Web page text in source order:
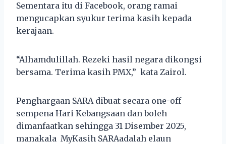
Sementara itu di Facebook, orang ramai
mengucapkan syukur terima kasih kepada
kerajaan.
“Alhamdulillah. Rezeki hasil negara dikongsi
bersama. Terima kasih PMX,” kata Zairol.
Penghargaan SARA dibuat secara one-off
sempena Hari Kebangsaan dan boleh
dimanfaatkan sehingga 31 Disember 2025,
manakala MyKasih SARAadalah elaun